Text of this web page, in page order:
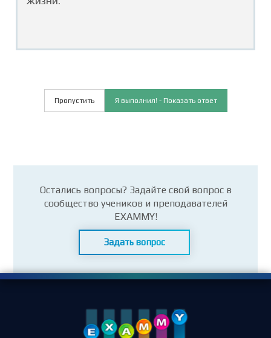
Пропустить Я выполнил! - Показать ответ
Остались вопросы? Задайте свой вопрос в
сообщество учеников и преподавателей
EXAMMY!
Задать вопрос